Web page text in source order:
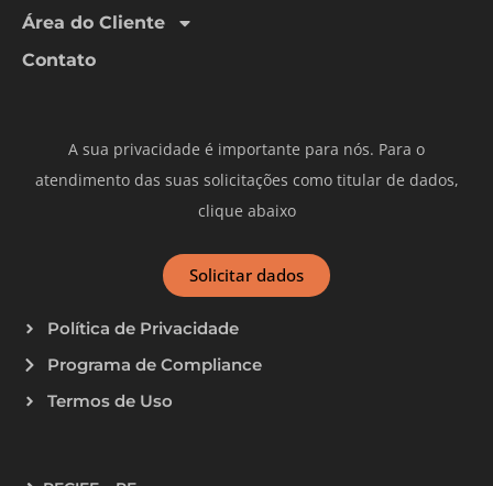
Área do Cliente
Contato
A sua privacidade é importante para nós. Para o
atendimento das suas solicitações como titular de dados,
clique abaixo
Solicitar dados
Política de Privacidade
Programa de Compliance
Termos de Uso